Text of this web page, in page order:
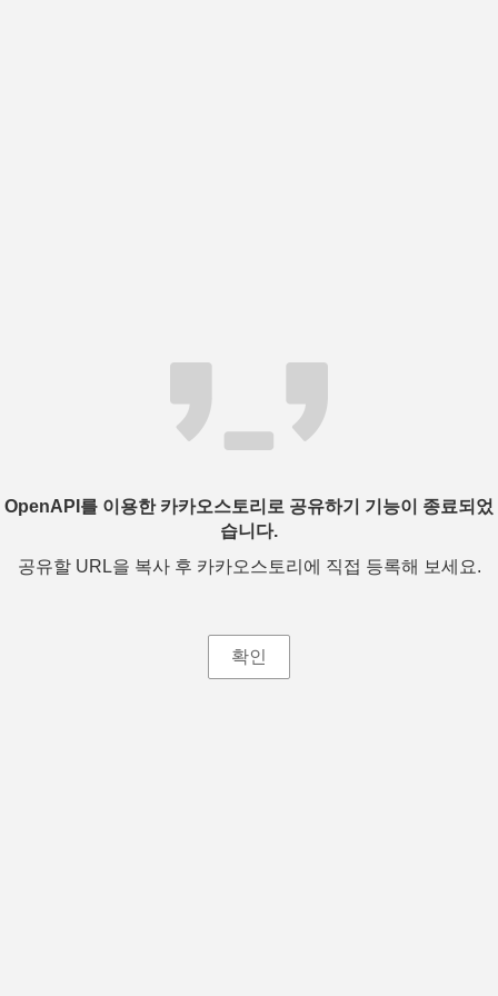
OpenAPI를 이용한 카카오스토리로 공유하기 기능이 종료되었
습니다.
공유할 URL을 복사 후 카카오스토리에 직접 등록해 보세요.
확인